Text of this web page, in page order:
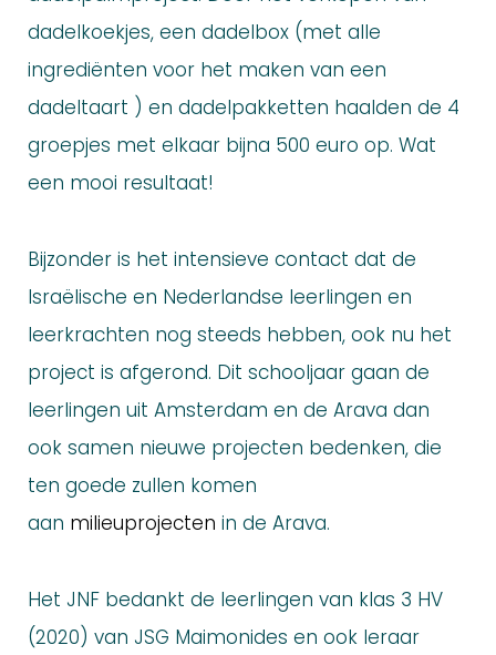
dadelkoekjes, een dadelbox (met alle
ingrediënten voor het maken van een
dadeltaart ) en dadelpakketten haalden de 4
groepjes met elkaar bijna 500 euro op. Wat
een mooi resultaat!
Bijzonder is het intensieve contact dat de
Israëlische en Nederlandse leerlingen en
leerkrachten nog steeds hebben, ook nu het
project is afgerond. Dit schooljaar gaan de
leerlingen uit Amsterdam en de Arava dan
ook samen nieuwe projecten bedenken, die
ten goede zullen komen
aan milieuprojecten in de Arava.
Het JNF bedankt de leerlingen van klas 3 HV
(2020) van JSG Maimonides en ook leraar